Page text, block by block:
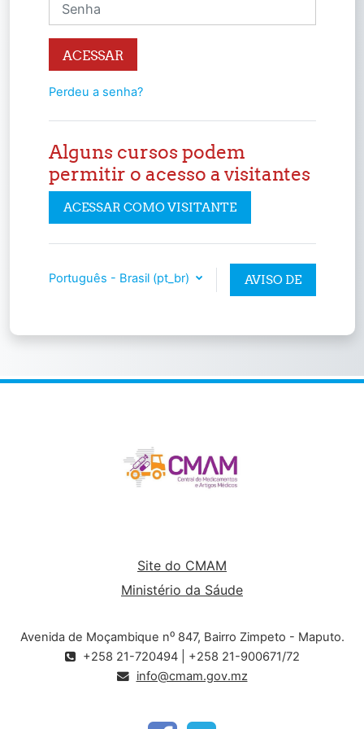
ACESSAR
Perdeu a senha?
Alguns cursos podem
permitir o acesso a visitantes
ACESSAR COMO VISITANTE
Português - Brasil ‎(pt_br)‎ AVISO DE
Site do CMAM
Ministério da Sáude
Avenida de Moçambique n⁰ 847, Bairro Zimpeto - Maputo.
+258 21-720494 | +258 21-900671/72
info@cmam.gov.mz